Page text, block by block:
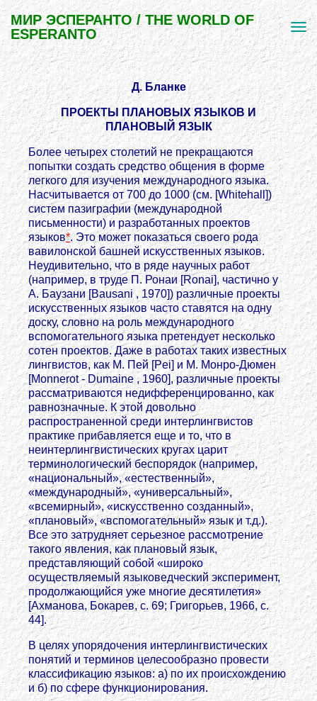
МИР ЭСПЕРАНТО / THE WORLD OF
ESPERANTO
Д. Бланке
ПРОЕКТЫ ПЛАНОВЫХ ЯЗЫКОВ И
ПЛАНОВЫЙ ЯЗЫК
Более четырех столетий не прекращаются
попытки создать средство общения в форме
легкого для изучения международного языка.
Насчитывается от 700 до 1000 (см. [Whitehall])
систем пазиграфии (международной
письменности) и разработанных проектов
языков*. Это может показаться своего рода
вавилонской башней искусственных языков.
Неудивительно, что в ряде научных работ
(например, в труде П. Ронаи [Ronai], частично у
А. Баузани [Bausani , 1970]) различные проекты
искусственных языков часто ставятся на одну
доску, словно на роль международного
вспомогательного языка претендует несколько
сотен проектов. Даже в работах таких известных
лингвистов, как М. Пей [Pei] и М. Монро-Дюмен
[Monnerot - Dumaine , 1960], различные проекты
рассматриваются недифференцированно, как
равнозначные. К этой довольно
распространенной среди интерлингвистов
практике прибавляется еще и то, что в
неинтерлингвистических кругах царит
терминологический беспорядок (например,
«национальный», «естественный»,
«международный», «универсальный»,
«всемирный», «искусственно созданный»,
«плановый», «вспомогательный» язык и т.д.).
Все это затрудняет серьезное рассмотрение
такого явления, как плановый язык,
представляющий собой «широко
осуществляемый языковедческий эксперимент,
продолжающийся уже многие десятилетия»
[Ахманова, Бокарев, с. 69; Григорьев, 1966, с.
44].
В целях упорядочения интерлингвистических
понятий и терминов целесообразно провести
классификацию языков: а) по их происхождению
и б) по сфере функционирования.